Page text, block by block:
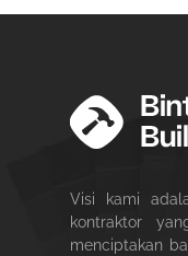
Visi kami
kontraktor
menciptakan